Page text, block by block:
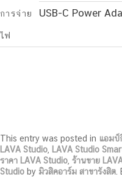
การจ่าย
ไฟ
USB-C Power
This entry was posted in แอมป์
LAVA Studio LAVA Studio
ราคา LAVA Studio ร้านขาย
Studio by มิวสิคอาร์ม สาขารังสิต